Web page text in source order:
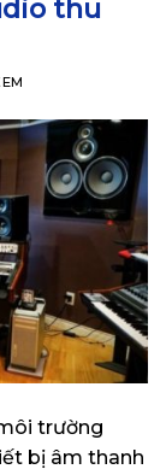
thu
trường
bị âm thanh